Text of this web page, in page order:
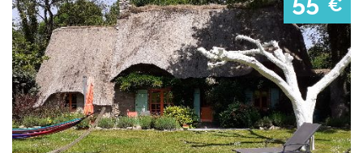
€